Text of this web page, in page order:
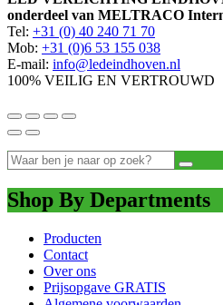
onderdeel van MELTRACO
Tel: +31 (0) 40 240 71 70
Mob: +31 (0)6 53 155 038
E-mail: info@ledeindhoven.nl
100% VEILIG EN VERTROUWD
Shop By Departments
Producten
Contact
Over ons
Prijsopgave GRATIS